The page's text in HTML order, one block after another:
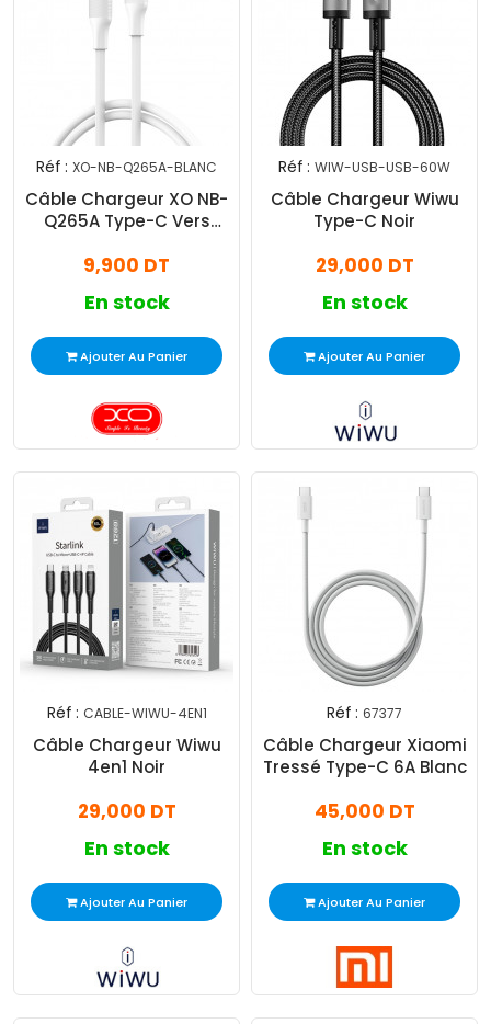
Réf : XO-NB-Q265A-BLANC
Câble Chargeur XO NB-
Q265A Type-C Vers
9,900 DT
En stock
Ajouter Au Panier
Réf : WIW-USB-USB-60W
Câble Chargeur Wiwu
Type-C Noir
29,000 DT
En stock
Ajouter Au Panier
Réf : CABLE-WIWU-4EN1
Câble Chargeur Wiwu
4en1 Noir
29,000 DT
En stock
Ajouter Au Panier
Réf : 67377
Câble Chargeur Xiaomi
Tressé Type-C 6A Blanc
45,000 DT
En stock
Ajouter Au Panier